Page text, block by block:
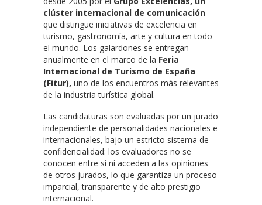
clúster internacional de comunicación
que distingue iniciativas de excelencia en
turismo, gastronomía, arte y cultura en todo
el mundo. Los galardones se entregan
anualmente en el marco de la Feria
Internacional de Turismo de España
(Fitur), uno de los encuentros más relevantes
de la industria turística global.
Las candidaturas son evaluadas por un jurado
independiente de personalidades nacionales e
internacionales, bajo un estricto sistema de
confidencialidad: los evaluadores no se
conocen entre sí ni acceden a las opiniones
de otros jurados, lo que garantiza un proceso
imparcial, transparente y de alto prestigio
internacional.